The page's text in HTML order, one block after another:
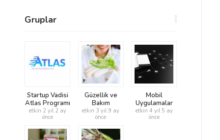
Gruplar
Startup Vadisi
Atlas Programı
etkin 2 yıl 2 ay
önce
Güzellik ve
Bakım
etkin 3 yıl 9 ay
önce
Mobil
Uygulamalar
etkin 4 yıl 5 ay
önce